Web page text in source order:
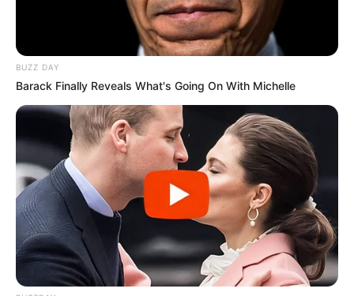
Rheingaugebirge. Die auffällige Anhöhe bietet eine
schöne Aussicht auf das Rheingau. Sie ist ein
beliebtes Ausflugsziel mit Aussichtsturm, Kletterpark
und Gasthaus. Informationen unter
hallgarter-zange.de.
Mittelalterliches Foltermuseum Rüdesheim/Rhein -
Folterwerkzeuge und Infos über Hexen,
Scheiterhaufen und die Inquisition auf mehr als
1.000 m². Informationen unterwww.foltermuseum.co
m.
Bäderhaus in Bad Kreuznach - Im ruhigen Kurviertel
von Bad Kreuznach gibt es das Bäderhaus, in dem
sich elf Saunen und Dampfbäder, einem Pool,
Ruheräume und vieles mehr befinden.
BUZZ DAY
Barack Finally Reveals What's Going On With Michelle